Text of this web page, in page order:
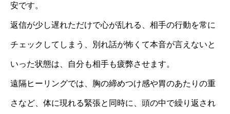
安です。
返信が少し遅れただけで心が乱れる、相手の行動を常に
チェックしてしまう、別れ話が怖くて本音が言えないと
いった状態は、自分も相手も疲弊させます。
遠隔ヒーリングでは、胸の締めつけ感や胃のあたりの重
さなど、体に現れる緊張と同時に、頭の中で繰り返され